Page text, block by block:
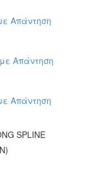
Απάντηση
Απάντηση
Απάντηση
SPLINE